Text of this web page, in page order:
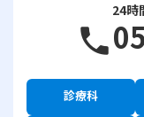
24時
phone
診療科